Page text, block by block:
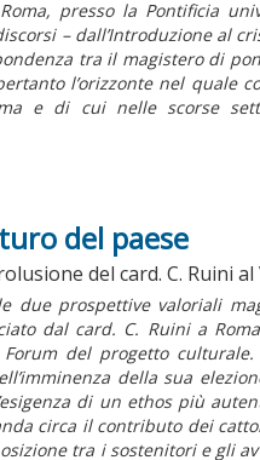
presso la Pontificia
– dall’Introduzione al
tra il magistero di
l’orizzonte nel quale
e di cui nelle scorse
del paese
del card. C. Ruini
due prospettive valoriali
dal card. C. Ruini a
del progetto
della sua
di un ethos più
circa il contributo dei
tra i sostenitori e gli